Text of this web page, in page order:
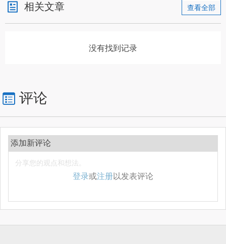
相关文章 查看全部
没有找到记录
评论
添加新评论
登录或注册以发表评论